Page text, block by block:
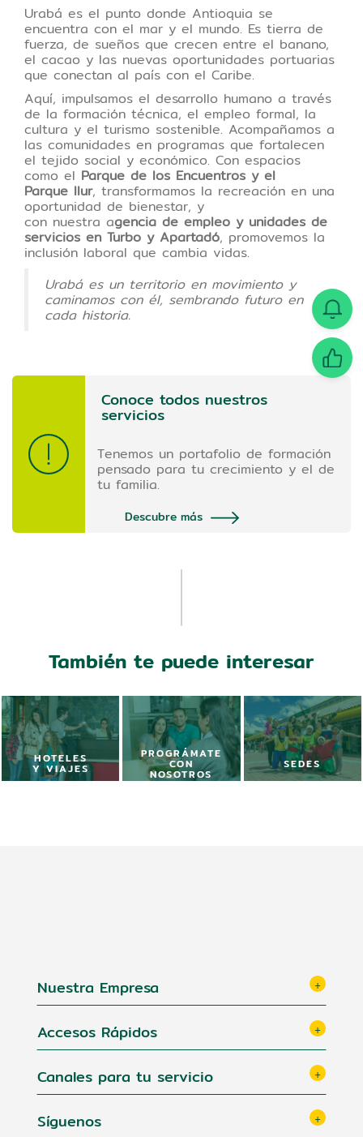
Urabá es el punto donde Antioquia se
encuentra con el mar y el mundo. Es tierra de
fuerza, de sueños que crecen entre el banano,
el cacao y las nuevas oportunidades portuarias
que conectan al país con el Caribe.
Aquí, impulsamos el desarrollo humano a través
de la formación técnica, el empleo formal, la
cultura y el turismo sostenible. Acompañamos a
las comunidades en programas que fortalecen
el tejido social y económico. Con espacios
como el Parque de los Encuentros y el
Parque Ilur, transformamos la recreación en una
oportunidad de bienestar, y
con nuestra agencia de empleo y unidades de
servicios en Turbo y Apartadó, promovemos la
inclusión laboral que cambia vidas.
Urabá es un territorio en movimiento y
caminamos con él, sembrando futuro en
cada historia.
Conoce todos nuestros
servicios
Tenemos un portafolio de formación
pensado para tu crecimiento y el de
tu familia.
Descubre más
También te puede interesar
HOTELES
Y VIAJES
PROGRÁMATE
CON
NOSOTROS
SEDES
Nuestra Empresa
Accesos Rápidos
Canales para tu servicio
Síguenos